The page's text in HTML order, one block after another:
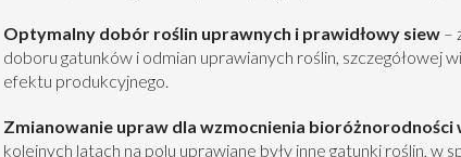
Optymalny dobór roślin uprawnych i prawidłowy siew –
doboru gatunków i odmian uprawianych roślin, szczegółowej
efektu produkcyjnego.
Zmianowanie upraw dla wzmocnienia bioróżnorodności
kolejnych latach na polu uprawiane były inne gatunki roślin, w